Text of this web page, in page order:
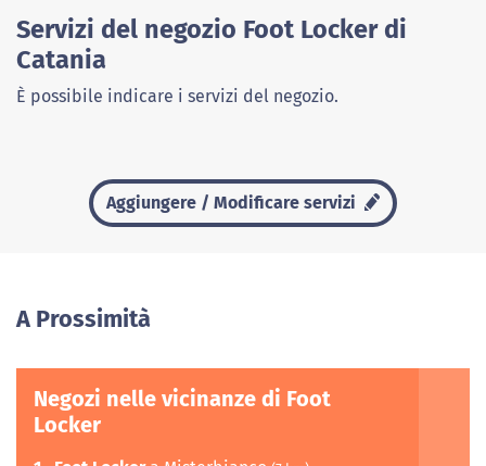
Servizi del negozio Foot Locker di
Catania
È possibile indicare i servizi del negozio.
Aggiungere / Modificare servizi
A Prossimità
Negozi nelle vicinanze di Foot
Locker